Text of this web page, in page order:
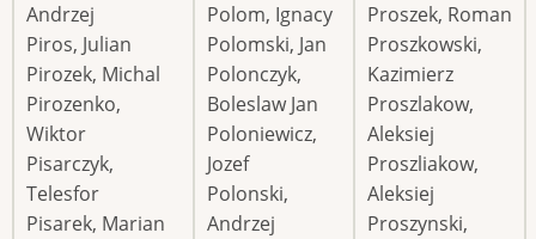
Andrzej
Piros, Julian
Pirozek, Michal
Pirozenko,
Wiktor
Pisarczyk,
Telesfor
Pisarek, Marian
Polom, Ignacy
Polomski, Jan
Polonczyk,
Boleslaw Jan
Poloniewicz,
Jozef
Polonski,
Andrzej
Proszek, Roman
Proszkowski,
Kazimierz
Proszlakow,
Aleksiej
Proszliakow,
Aleksiej
Proszynski,